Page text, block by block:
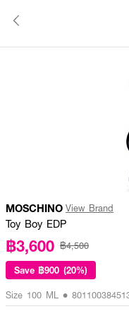
MOSCHINO View Brand
Toy Boy EDP
฿3,600 ฿4,500
Save ฿900 (20%)
Size 100 ML •